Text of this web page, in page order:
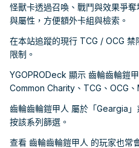
怪獸卡透過召喚、戰鬥與效果爭
與屬性，方便額外卡組與檢索。
在本站追蹤的現行 TCG / OCG
限制。
YGOPRODeck 顯示 齒輪齒輪鎧
Common Charity、TCG、OCG、
齒輪齒輪鎧甲人 屬於「Geargia
按該系列篩選。
查看 齒輪齒輪鎧甲人 的玩家也常